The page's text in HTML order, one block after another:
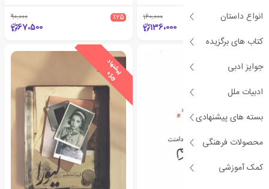
انواع داستان
کتاب های برگزیده
جوایز ادبی
ادبیات ملل
بسته های پیشنهادی
محصولات فرهنگی
کمک آموزشی
٪15 160،000
136،000
٪25 90،000
67،500
پ
ی
ش
ن
ه
ا
د
و
ی
ژ
ه